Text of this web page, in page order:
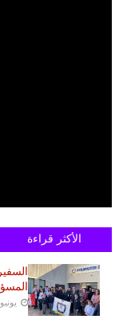
الأكثر قراءة
يونيو 09, 2023